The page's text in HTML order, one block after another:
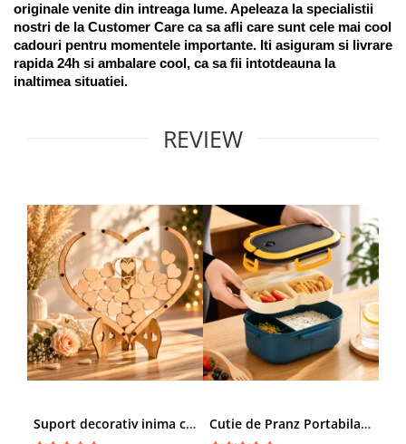
originale venite din intreaga lume. Apeleaza la specialistii
nostri de la Customer Care ca sa afli care sunt cele mai cool
cadouri pentru momentele importante. Iti asiguram si livrare
rapida 24h si ambalare cool, ca sa fii intotdeauna la
inaltimea situatiei.
REVIEW
Suport decorativ inima cu mesaje, Cadou cu suflet Cutie de Pranz Portabila cu Compartimente